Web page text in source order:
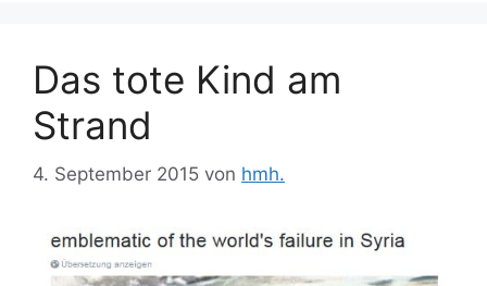
Das tote Kind am
Strand
4. September 2015 von hmh.